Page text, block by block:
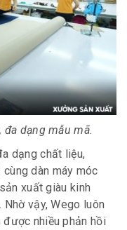
dạng mẫu mã.
dạng chất liệu,
dàn máy móc
xuất giàu kinh
vậy, Wego luôn
nhiều phản hồi